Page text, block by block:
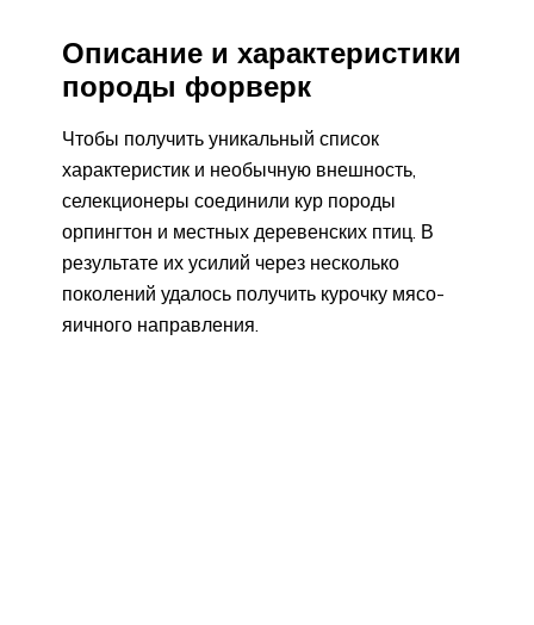
Описание и характеристики
породы форверк
Чтобы получить уникальный список
характеристик и необычную внешность,
селекционеры соединили кур породы
орпингтон и местных деревенских птиц. В
результате их усилий через несколько
поколений удалось получить курочку мясо-
яичного направления.